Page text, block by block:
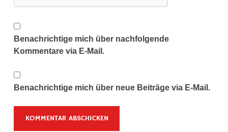
Benachrichtige mich über nachfolgende
Kommentare via E-Mail.
Benachrichtige mich über neue Beiträge via E-Mail.